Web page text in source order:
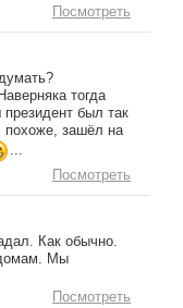
Посмотреть
тогда
был так
похоже, зашёл на
Посмотреть
Как обычно.
Мы
Посмотреть